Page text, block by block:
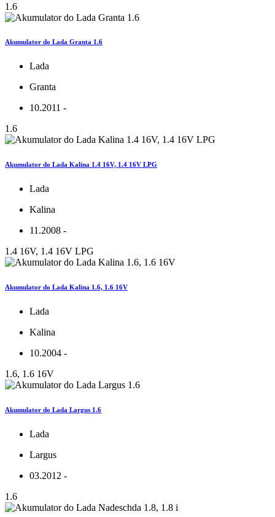
1.6
Akumulator do Lada Granta 1.6
Lada
Granta
10.2011 -
1.6
Akumulator do Lada Kalina 1.4 16V, 1.4 16V LPG
Lada
Kalina
11.2008 -
1.4 16V, 1.4 16V LPG
Akumulator do Lada Kalina 1.6, 1.6 16V
Lada
Kalina
10.2004 -
1.6, 1.6 16V
Akumulator do Lada Largus 1.6
Lada
Largus
03.2012 -
1.6